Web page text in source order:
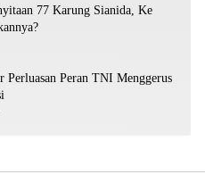
77 Karung Sianida, Ke
Perluasan Peran TNI Menggerus